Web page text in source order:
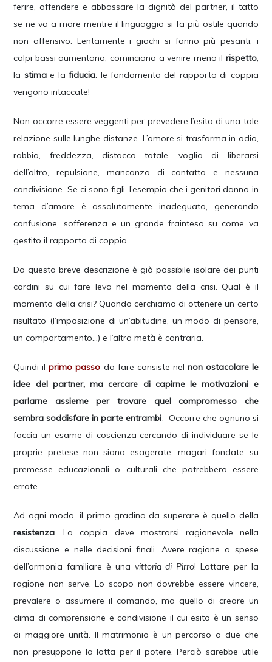
ferire, offendere e abbassare la dignità del partner, il tatto
se ne va a mare mentre il linguaggio si fa più ostile quando
non offensivo. Lentamente i giochi si fanno più pesanti, i
colpi bassi aumentano, cominciano a venire meno il rispetto,
la stimae lafiducia: le fondamenta del rapporto di coppia
vengono intaccate!
Non occorre essere veggenti per prevedere l’esito di una tale
relazione sulle lunghe distanze. L’amore si trasforma in odio,
rabbia, freddezza, distacco totale, voglia di liberarsi
dell’altro, repulsione, mancanza di contatto e nessuna
condivisione. Se ci sono figli, l’esempio che i genitori danno in
tema d’amore è assolutamente inadeguato, generando
confusione, sofferenza e un grande frainteso su come va
gestito il rapporto di coppia.
Da questa breve descrizione è già possibile isolare dei punti
cardini su cui fare leva nel momento della crisi. Qual è il
momento della crisi? Quando cerchiamo di ottenere un certo
risultato (l’imposizione di un’abitudine, un modo di pensare,
un comportamento…) e l’altra metà è contraria.
Quindi ilprimo passo da fare consiste nel non ostacolare le
idee del partner, ma cercare di capirne le motivazioni e
parlarne assieme per trovare quel compromesso che
sembra soddisfare in parte entrambi . Occorre che ognuno si
faccia un esame di coscienza cercando di individuare se le
proprie pretese non siano esagerate, magari fondate su
premesse educazionali o culturali che potrebbero essere
errate.
Ad ogni modo, il primo gradino da superare è quello della
resistenza . La coppia deve mostrarsi ragionevole nella
discussione e nelle decisioni finali. Avere ragione a spese
dell’armonia familiare è una vittoria di Pirro! Lottare per la
ragione non serve. Lo scopo non dovrebbe essere vincere,
prevalere o assumere il comando, ma quello di creare un
clima di comprensione e condivisione il cui esito è un senso
di maggiore unità. Il matrimonio è un percorso a due che
non presuppone la lotta per il potere. Perciò sarebbe utile